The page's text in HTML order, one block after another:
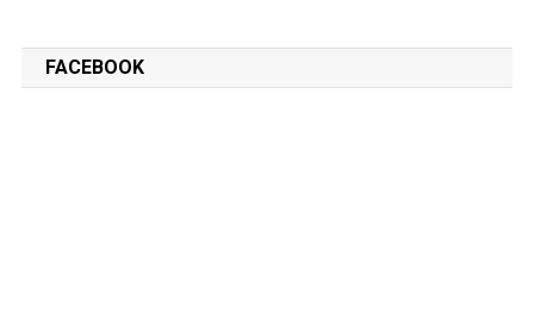
FACEBOOK